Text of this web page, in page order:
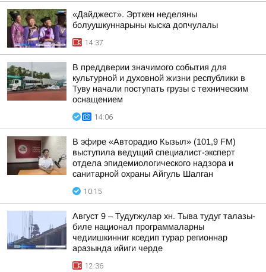
«Дайджест». Эрткен неделяны
болуушкуннарыны кыска допчулалы
14:37
В преддверии значимого события для
культурной и духовной жизни республики в
Туву начали поступать грузы с техническим
оснащением
14:06
В эфире «Авторадио Кызыл» (101,9 FM)
выступила ведущий специалист-эксперт
отдела эпидемиологического надзора и
санитарной охраны Айгуль Шалган
10:15
Август 9 – Тудугжулар хн. Тыва тудуг талазы-
биле национал программаларны
чедиишкинниг кседип турар регионнар
аразында ийиги черде
12:36